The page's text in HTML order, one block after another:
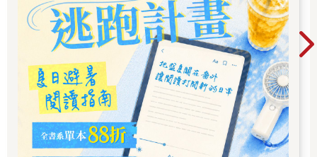
「貴」的是情緒，還是價值。市場短期靠情緒定價，但長期終究
會向基本面靠攏——懂得看懂財報的人，才有機會在別人猶豫時
看見未來。
比較以下兩家公司：很多人直覺選 A，因為「便宜」。但其實兩
者本益比相同，代表它們的價值比是相等的。如果 B 還具備更強
的品牌力與成長性，那麼它甚至更值得投資。
案例：Jason不敢買的Nvidia
Jason 是剛入市的投資人。當 Nvidia 股價突破千元時，他搖頭：
「這股太貴了，我不敢買。」
他的朋友笑著說：「貴的是價格，不一定是估值。你知道它每年